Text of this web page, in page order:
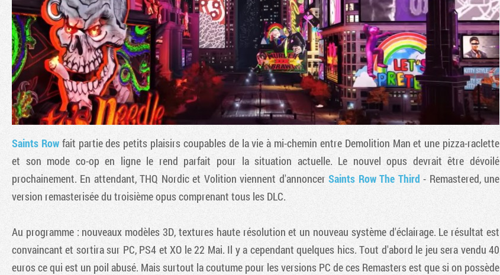
Saints Rowfait partie des petits plaisirs coupables de la vie à mi-chemin entre Demolition Man et une pizza-raclette
et son mode co-op en ligne le rend parfait pour la situation actuelle. Le nouvel opus devrait être dévoilé
prochainement. En attendant, THQ Nordic et Volition viennent d'annoncerSaints Row The Third - Remastered, une
version remasterisée du troisième opus comprenant tous les DLC.
Au programme : nouveaux modèles 3D, textures haute résolution et un nouveau système d'éclairage. Le résultat est
convaincant et sortira sur PC, PS4 et XO le 22 Mai. Il y a cependant quelques hics. Tout d'abord le jeu sera vendu 40
euros ce qui est un poil abusé. Mais surtout la coutume pour les versions PC de ces Remasters est que si on possède